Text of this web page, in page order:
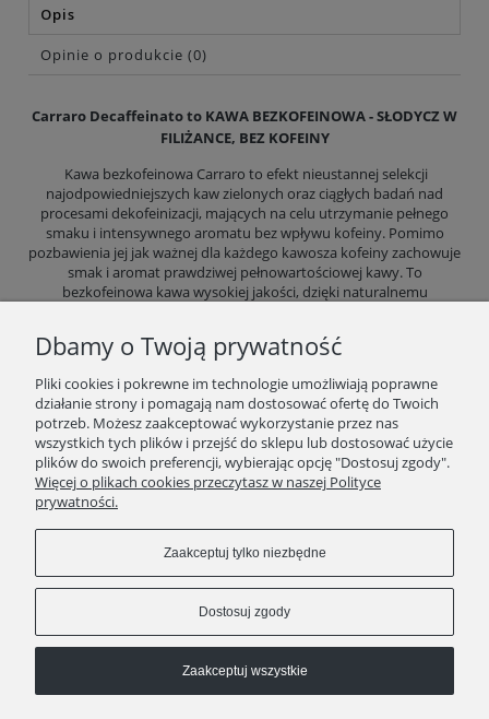
Opis
Opinie o produkcie (0)
Carraro Decaffeinato to KAWA BEZKOFEINOWA -SŁODYCZ W
FILIŻANCE, BEZ KOFEINY
Kawa bezkofeinowa Carraro to efekt nieustannej selekcji
najodpowiedniejszych kaw zielonych oraz ciągłych badań nad
procesami dekofeinizacji, mających na celu utrzymanie pełnego
smaku i intensywnego aromatu bez wpływu kofeiny. Pomimo
pozbawienia jej jak ważnej dla każdego kawosza kofeiny zachowuje
smak i aromat prawdziwej pełnowartościowej kawy. To
bezkofeinowa kawa wysokiej jakości, dzięki naturalnemu
wybór kawy wysokiej jakości bez rezygnacji z „body”, smaku i
SKLEP
ZAKUPY
INFORMACJE
kontakt511 29 29 99
KAWEO since 2008
Dbamy o Twoją prywatność
Pliki cookies i pokrewne im technologie umożliwiają poprawne
działanie strony i pomagają nam dostosować ofertę do Twoich
potrzeb. Możesz zaakceptować wykorzystanie przez nas
wszystkich tych plików i przejść do sklepu lub dostosować użycie
plików do swoich preferencji, wybierając opcję "Dostosuj zgody".
Więcej o plikach cookies przeczytasz w naszej Polityce
prywatności.
Zaakceptuj tylko niezbędne
Dostosuj zgody
Zaakceptuj wszystkie